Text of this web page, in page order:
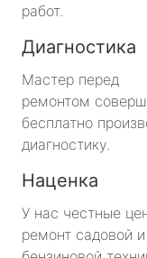
работ.
Диагностика
Мастер перед
ремонтом
бесплатно
диагностику.
Наценка
У нас честные
ремонт садовой и